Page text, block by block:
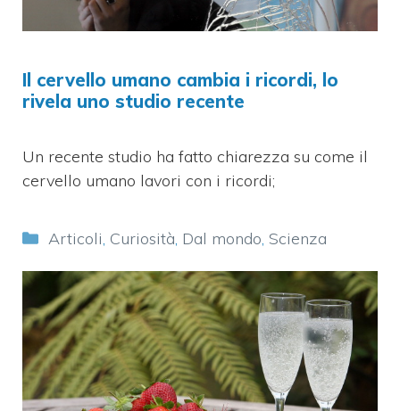
Il cervello umano cambia i ricordi, lo
rivela uno studio recente
Un recente studio ha fatto chiarezza su come il
cervello umano lavori con i ricordi;
Categorie
Articoli, Curiosità, Dal mondo, Scienza